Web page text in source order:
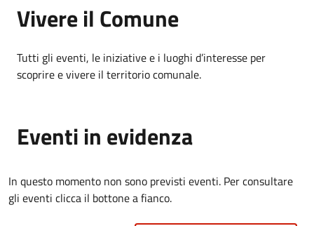
Vivere il Comune
Tutti gli eventi, le iniziative e i luoghi d’interesse per
scoprire e vivere il territorio comunale.
Eventi in evidenza
In questo momento non sono previsti eventi. Per consultare
gli eventi clicca il bottone a fianco.